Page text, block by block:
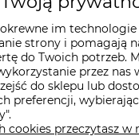
im
strony i pomagają
do Twoich potrzeb.
przez nas
do sklepu lub
preferencji,
cookies przeczytasz w